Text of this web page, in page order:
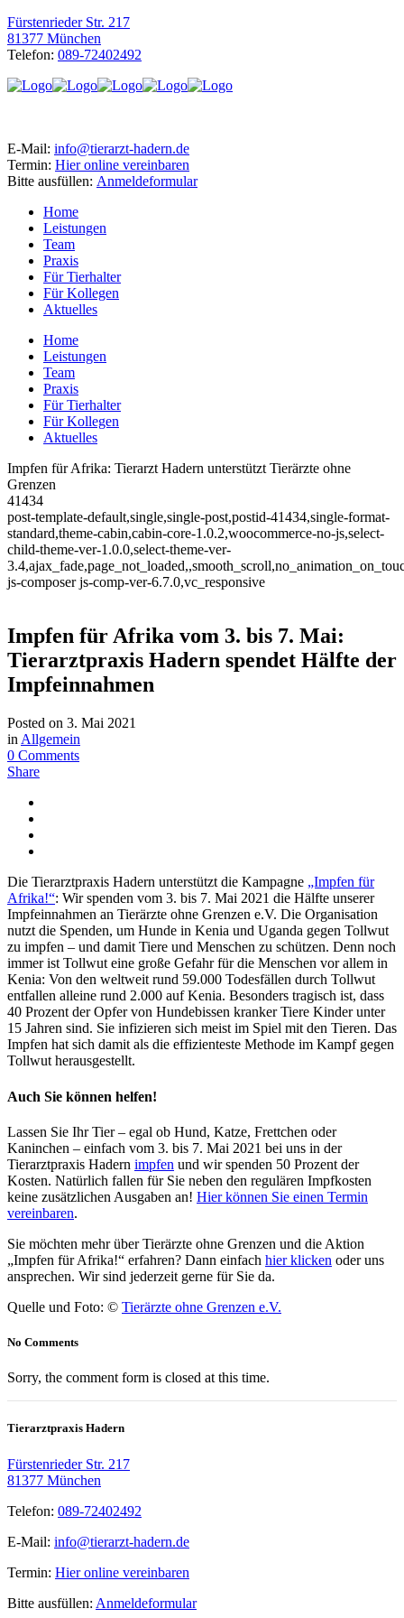
Fürstenrieder Str. 217
81377 München
Telefon: 089-72402492
E-Mail: info@tierarzt-hadern.de
Termin: Hier online vereinbaren
Bitte ausfüllen: Anmeldeformular
Home
Leistungen
Team
Praxis
Für Tierhalter
Für Kollegen
Aktuelles
Home
Leistungen
Team
Praxis
Für Tierhalter
Für Kollegen
Aktuelles
Impfen für Afrika: Tierarzt Hadern unterstützt Tierärzte ohne
Grenzen
41434
post-template-default,single,single-post,postid-41434,single-format-
standard,theme-cabin,cabin-core-1.0.2,woocommerce-no-js,select-
child-theme-ver-1.0.0,select-theme-ver-
js-composer js-comp-ver-6.7.0,vc_responsive
Impfen für Afrika vom 3. bis 7. Mai:
Tierarztpraxis Hadern spendet Hälfte der
Impfeinnahmen
Posted on 3. Mai 2021
in Allgemein
0 Comments
Share
Die Tierarztpraxis Hadern unterstützt die Kampagne „Impfen für
Afrika!“: Wir spenden vom 3. bis 7. Mai 2021 die Hälfte unserer
Impfeinnahmen an Tierärzte ohne Grenzen e.V. Die Organisation
nutzt die Spenden, um Hunde in Kenia und Uganda gegen Tollwut
zu impfen – und damit Tiere und Menschen zu schützen. Denn noch
immer ist Tollwut eine große Gefahr für die Menschen vor allem in
Kenia: Von den weltweit rund 59.000 Todesfällen durch Tollwut
entfallen alleine rund 2.000 auf Kenia. Besonders tragisch ist, dass
40 Prozent der Opfer von Hundebissen kranker Tiere Kinder unter
15 Jahren sind. Sie infizieren sich meist im Spiel mit den Tieren. Das
Impfen hat sich damit als die effizienteste Methode im Kampf gegen
Tollwut herausgestellt.
Auch Sie können helfen!
Lassen Sie Ihr Tier – egal ob Hund, Katze, Frettchen oder
Kaninchen – einfach vom 3. bis 7. Mai 2021 bei uns in der
Tierarztpraxis Hadern impfen und wir spenden 50 Prozent der
Kosten. Natürlich fallen für Sie neben den regulären Impfkosten
keine zusätzlichen Ausgaben an! Hier können Sie einen Termin
vereinbaren.
Sie möchten mehr über Tierärzte ohne Grenzen und die Aktion
„Impfen für Afrika!“ erfahren? Dann einfach hier klicken oder uns
ansprechen. Wir sind jederzeit gerne für Sie da.
Quelle und Foto: © Tierärzte ohne Grenzen e.V.
No Comments
Sorry, the comment form is closed at this time.
Tierarztpraxis Hadern
Fürstenrieder Str. 217
81377 München
Telefon: 089-72402492
E-Mail: info@tierarzt-hadern.de
Termin: Hier online vereinbaren
Bitte ausfüllen: Anmeldeformular